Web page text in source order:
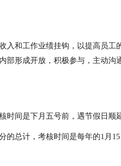
入和工作业绩挂钩，以提高员工
部形成开放，积极参与，主动沟
时间是下月五号前，遇节假日顺
总计，考核时间是每年的1月15